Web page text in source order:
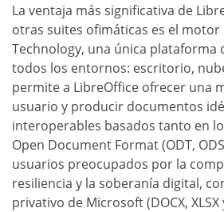
La ventaja más significativa de
otras suites ofimáticas es el motor
Technology, una única plataforma
todos los entornos: escritorio,
permite a LibreOffice ofrecer una
usuario y producir documentos
interoperables basados tanto en
Open Document Format (ODT,
usuarios preocupados por la
resiliencia y la soberanía digital,
privativo de Microsoft (DOCX, XLSX